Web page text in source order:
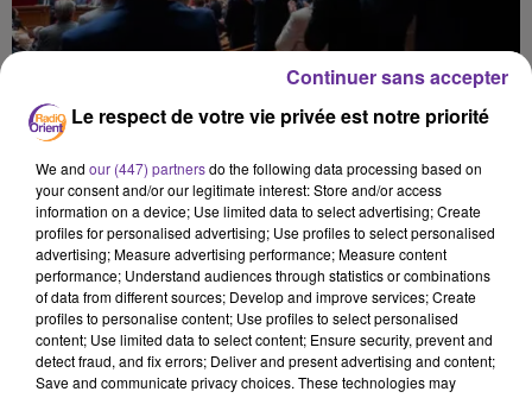
لمغرب 4
Le respect de votre vie privée est notre priorité
We and our (447) partnersdo the following data processing based on
your consent and/or our legitimate interest: Store and/or access
information on a device; Use limited data to select advertising; Create
profiles for personalised advertising; Use profiles to select personalised
advertising; Measure advertising performance; Measure content
performance; Understand audiences through statistics or combinations
of data from different sources; Develop and improve services; Create
profiles to personalise content; Use profiles to select personalised
content; Use limited data to select content; Ensure security, prevent and
detect fraud, and fix errors; Deliver and present advertising and content;
Save and communicate privacy choices. These technologies may
Continuer sans accepter